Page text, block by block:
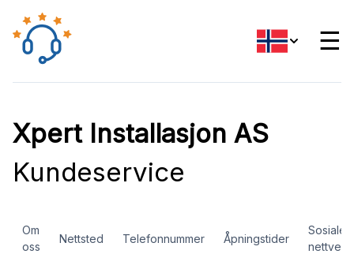
☰
Xpert Installasjon AS
Kundeservice
Om
oss
Nettsted Telefonnummer Åpningstider
Sosiale
nettverk